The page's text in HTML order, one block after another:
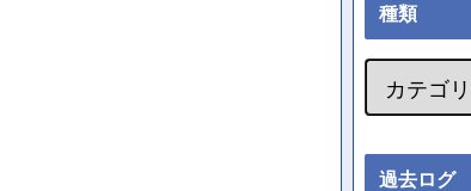
種類
過去ログ